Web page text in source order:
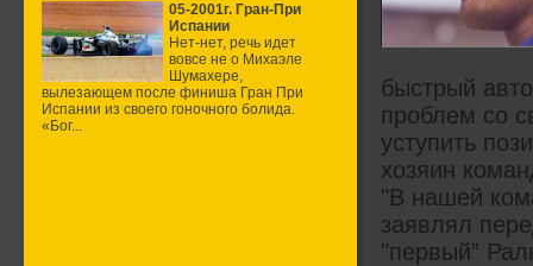
05-2001г. Гран-При
Испании
Нет-нет, речь идет
вовсе не о Михаэле
Шумахере,
вылезающем после финиша Гран При
Испании из своего гоночного болида.
«Бог...
быстрый
проблем со
уступить
хозяин
"В нашей
заявлял
"первый”